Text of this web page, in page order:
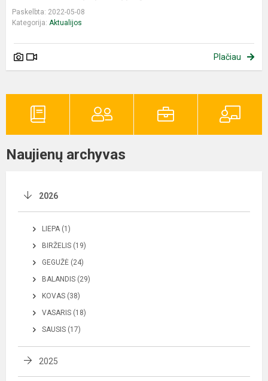
Paskelbta: 2022-05-08
Kategorija: Aktualijos
Plačiau
Naujienų archyvas
2026
LIEPA (1)
BIRŽELIS (19)
GEGUŽĖ (24)
BALANDIS (29)
KOVAS (38)
VASARIS (18)
SAUSIS (17)
2025